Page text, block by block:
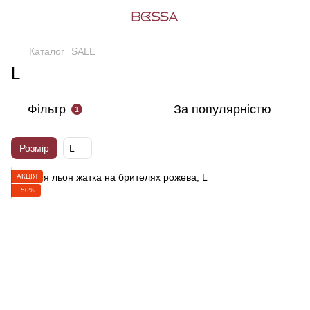
Каталог SALE
L
Фільтр 1 За популярністю
Розмір L
АКЦІЯ
−50%